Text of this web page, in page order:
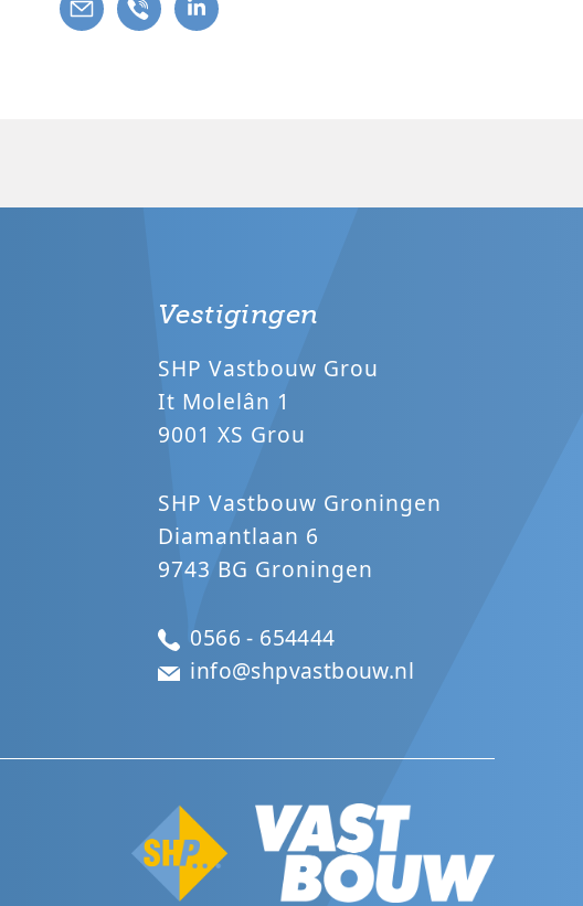
Vestigingen
SHP Vastbouw Grou
It Molelân 1
9001 XS Grou
SHP Vastbouw Groningen
Diamantlaan 6
9743 BG Groningen
0566 - 654444
info@shpvastbouw.nl